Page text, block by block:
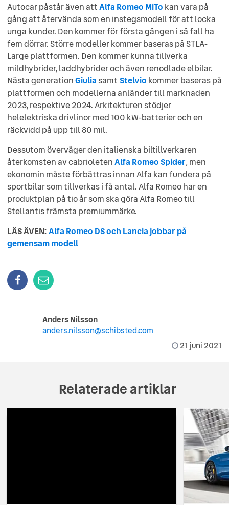
Autocar påstår även attAlfa Romeo MiTo kan vara på
gång att återvända som en instegsmodell för att locka
unga kunder. Den kommer för första gången i så fall ha
fem dörrar. Större modeller kommer baseras på STLA-
Large plattformen. Den kommer kunna tillverka
mildhybrider, laddhybrider och även renodlade elbilar.
Nästa generationGiuliasamt Stelvio kommer baseras på
plattformen och modellerna anländer till marknaden
2023, respektive 2024. Arkitekturen stödjer
helelektriska drivlinor med 100 kW-batterier och en
räckvidd på upp till 80 mil.
Dessutom överväger den italienska biltillverkaren
återkomsten av cabrioletenAlfa Romeo Spider, men
ekonomin måste förbättras innan Alfa kan fundera på
sportbilar som tillverkas i få antal. Alfa Romeo har en
produktplan på tio år som ska göra Alfa Romeo till
Stellantis främsta premiummärke.
LÄS ÄVEN:Alfa Romeo DS och Lancia jobbar på
gemensam modell
Anders Nilsson
anders.nilsson@schibsted.com
21 juni 2021
Relaterade artiklar